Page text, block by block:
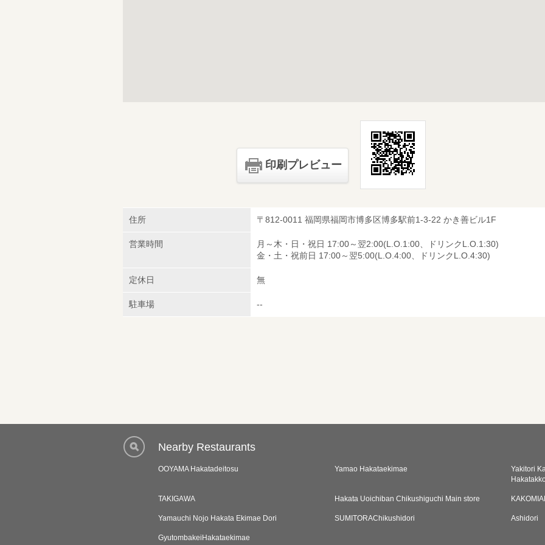
印刷プレビュー
住所 〒812-0011 福岡県福岡市博多区博多駅前1-3-22 かき善ビル1F
営業時間
月～木・日・祝日 17:00～翌2:00(L.O.1:00、ドリンクL.O.1:30)
金・土・祝前日 17:00～翌5:00(L.O.4:00、ドリンクL.O.4:30)
定休日 無
駐車場 --
Nearby Restaurants
OOYAMA Hakatadeitosu Yamao Hakataekimae
Yakitori
TAKIGAWA Hakata Uoichiban Chikushiguchi Main store
Yamauchi Nojo Hakata Ekimae Dori SUMITORAChikushidori Ashidori
GyutombakeiHakataekimae